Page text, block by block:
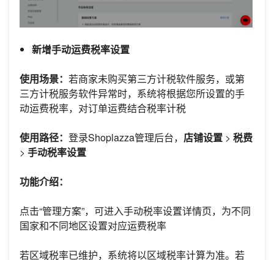
新增手动运费税率设置
使用场景： 若商家未购买第三方计税软件服务，或第
三方计税服务软件异常时，系统将根据您所设置的手
动运费税率，对订单运费结合税率计税
使用路径： 登录Shoplazza管理后台， 店铺设置 > 税费
> 手动税率设置
功能介绍：
点击“管理方案”，可进入手动税率设置详情页，为不同
国家和不同地区设置对应运费税率
若区域税率已维护，系统将以区域税率计算为准。若